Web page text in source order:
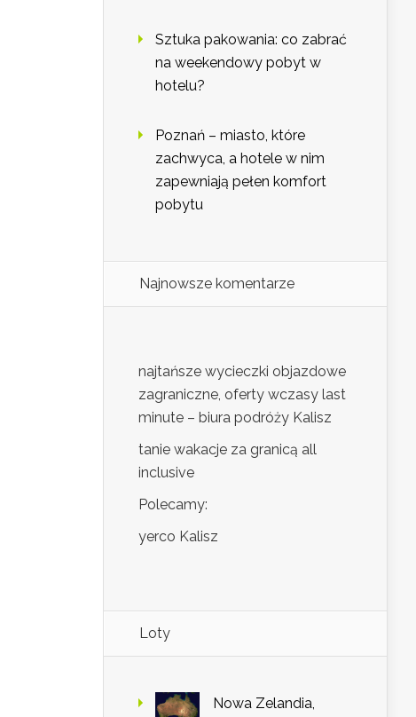
Sztuka pakowania: co zabrać
na weekendowy pobyt w
hotelu?
Poznań – miasto, które
zachwyca, a hotele w nim
zapewniają pełen komfort
pobytu
Najnowsze komentarze
najtańsze wycieczki objazdowe
zagraniczne, oferty wczasy last
minute – biura podróży Kalisz
tanie wakacje za granicą all
inclusive
Polecamy:
yerco Kalisz
Loty
Nowa Zelandia,